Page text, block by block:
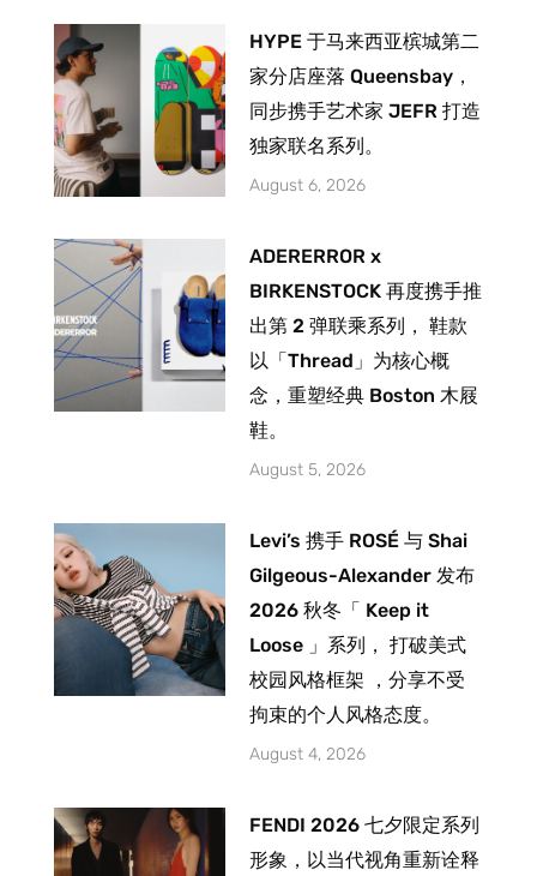
HYPE 于马来西亚槟城第二
家分店座落 Queensbay，
同步携手艺术家 JEFR 打造
独家联名系列。
August 6, 2026
ADERERROR x
BIRKENSTOCK 再度携手推
出第 2 弹联乘系列， 鞋款
以「Thread」为核心概
念，重塑经典 Boston 木屐
鞋。
August 5, 2026
Levi’s 携手 ROSÉ 与 Shai
Gilgeous-Alexander 发布
2026 秋冬「 Keep it
Loose 」系列， 打破美式
校园风格框架 ，分享不受
拘束的个人风格态度。
August 4, 2026
FENDI 2026 七夕限定系列
形象，以当代视角重新诠释